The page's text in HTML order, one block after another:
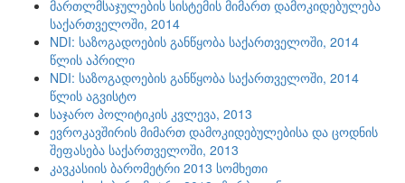
მართლმსაჯულების სისტემის მიმართ დამოკიდებულება
საქართველოში, 2014
NDI: საზოგადოების განწყობა საქართველოში, 2014
წლის აპრილი
NDI: საზოგადოების განწყობა საქართველოში, 2014
წლის აგვისტო
საჯარო პოლიტიკის კვლევა, 2013
ევროკავშირის მიმართ დამოკიდებულებისა და ცოდნის
შეფასება საქართველოში, 2013
კავკასიის ბარომეტრი 2013 სომხეთი